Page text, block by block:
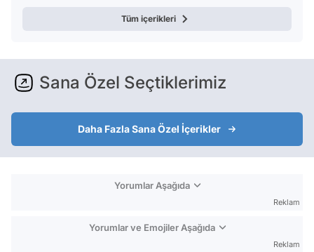
Tüm içerikleri
Sana Özel Seçtiklerimiz
Daha Fazla Sana Özel İçerikler
Yorumlar Aşağıda
Reklam
Yorumlar ve Emojiler Aşağıda
Reklam